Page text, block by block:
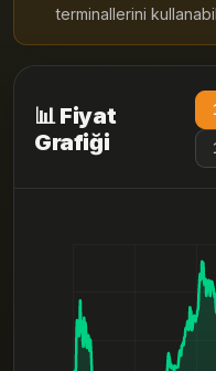
terminallerini
📊 Fiyat
Grafiği